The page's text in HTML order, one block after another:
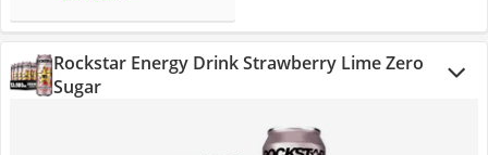
Rockstar Energy Drink Strawberry Lime Zero
Sugar